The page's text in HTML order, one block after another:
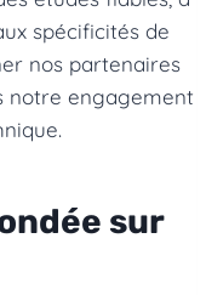
spécificités de
nos partenaires
notre engagement
sur